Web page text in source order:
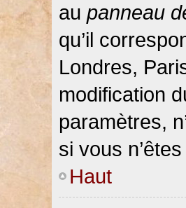
au panneau
qu’il
Londres,
modification
paramètres,
si vous
Haut